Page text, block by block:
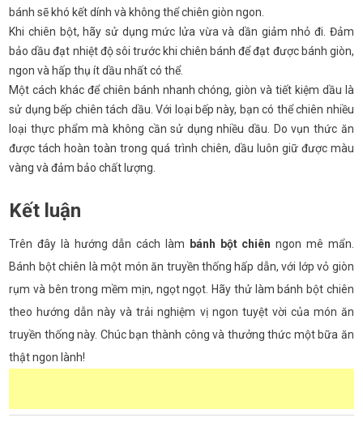
bánh sẽ khó kết dính và không thể chiên giòn ngon.
Khi chiên bột, hãy sử dụng mức lửa vừa và dần giảm nhỏ đi. Đảm
bảo dầu đạt nhiệt độ sôi trước khi chiên bánh để đạt được bánh giòn,
ngon và hấp thụ ít dầu nhất có thể.
Một cách khác để chiên bánh nhanh chóng, giòn và tiết kiệm dầu là
sử dụng bếp chiên tách dầu. Với loại bếp này, bạn có thể chiên nhiều
loại thực phẩm mà không cần sử dụng nhiều dầu. Do vụn thức ăn
được tách hoàn toàn trong quá trình chiên, dầu luôn giữ được màu
vàng và đảm bảo chất lượng.
Kết luận
Trên đây là hướng dẫn cách làm bánh bột chiên ngon mê mẩn.
Bánh bột chiên là một món ăn truyền thống hấp dẫn, với lớp vỏ giòn
rụm và bên trong mềm mịn, ngọt ngọt. Hãy thử làm bánh bột chiên
theo hướng dẫn này và trải nghiệm vị ngon tuyệt vời của món ăn
truyền thống này. Chúc bạn thành công và thưởng thức một bữa ăn
thật ngon lành!